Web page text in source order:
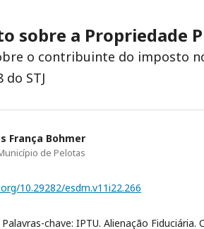
sobre a Propriedade
o contribuinte do imposto
do STJ
França Bohmer
de Pelotas
10.29282/esdm.v11i22.266
Palavras-chave: IPTU. Alienação Fiduciária.